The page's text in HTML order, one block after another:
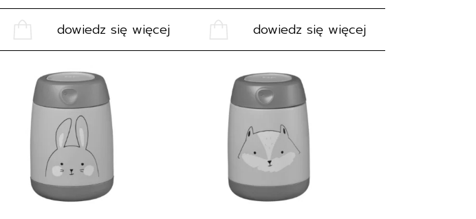
dowiedz się więcej dowiedz się więcej